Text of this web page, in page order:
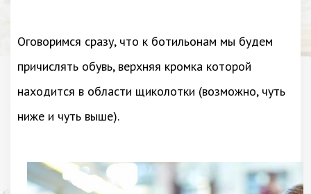
Оговоримся сразу, что к ботильонам мы будем
причислять обувь, верхняя кромка которой
находится в области щиколотки (возможно, чуть
ниже и чуть выше).